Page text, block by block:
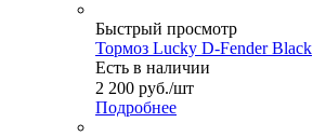
Быстрый просмотр
Тормоз Lucky D-Fender Black
Есть в наличии
2 200 руб./шт
Подробнее